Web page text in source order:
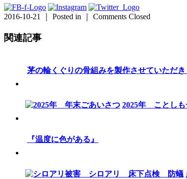
2016-10-21 ｜ Posted in ｜ Comments Closed
関連記事
茅の輪くぐりの骨組みを製作させていただき
2025年 ことしも
『温度に色がある』